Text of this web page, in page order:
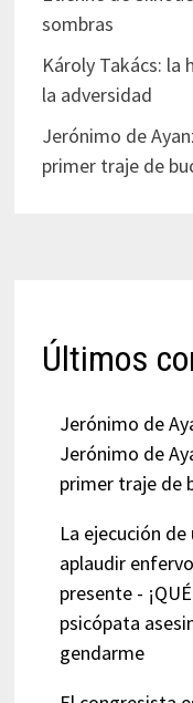
sombras
Károly Takács:
la adversidad
Jerónimo de
primer traje de
Últimos
Jerónimo de
Jerónimo de
primer traje de
La ejecución
aplaudir
presente -
psicópata
gendarme